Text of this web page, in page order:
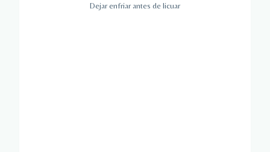
Dejar enfriar antes de licuar